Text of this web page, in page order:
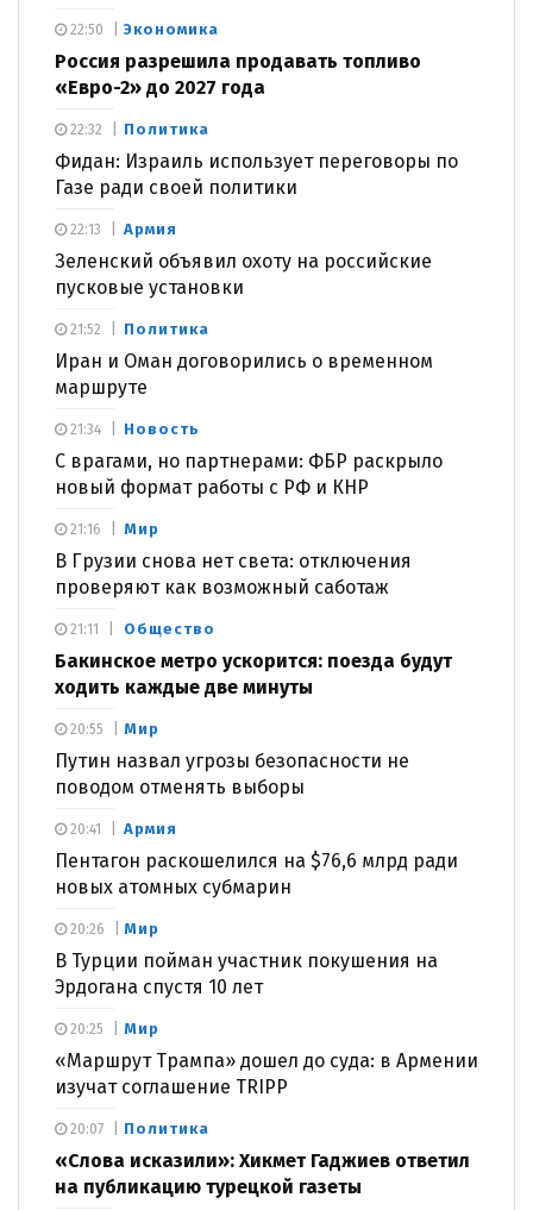
Экономика
Россия разрешила продавать топливо
«Евро-2» до 2027 года
22:50
Политика
Фидан: Израиль использует переговоры по
Газе ради своей политики
22:32
Армия
Зеленский объявил охоту на российские
пусковые установки
22:13
Политика
Иран и Оман договорились о временном
маршруте
21:52
Новость
С врагами, но партнерами: ФБР раскрыло
новый формат работы с РФ и КНР
21:34
Мир
В Грузии снова нет света: отключения
проверяют как возможный саботаж
21:16
Общество
Бакинское метро ускорится: поезда будут
ходить каждые две минуты
21:11
Мир
Путин назвал угрозы безопасности не
поводом отменять выборы
20:55
Армия
Пентагон раскошелился на $76,6 млрд ради
новых атомных субмарин
20:41
Мир
В Турции пойман участник покушения на
Эрдогана спустя 10 лет
20:26
Мир
«Маршрут Трампа» дошел до суда: в Армении
изучат соглашение TRIPP
20:25
Политика
«Слова исказили»: Хикмет Гаджиев ответил
на публикацию турецкой газеты
20:07